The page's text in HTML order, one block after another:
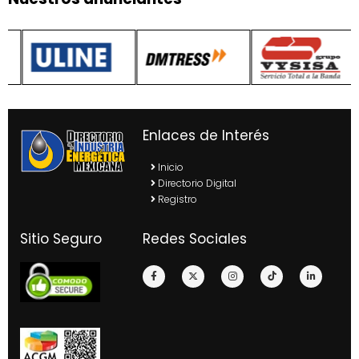
Enlaces de Interés
Inicio
Directorio Digital
Registro
Sitio Seguro Redes Sociales